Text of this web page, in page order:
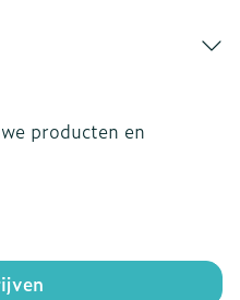
producten en